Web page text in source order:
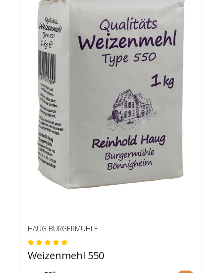
HAUG BURGERMÜHLE
Durchschnittliche Bewertung von 5 von 5
Weizenmehl 550